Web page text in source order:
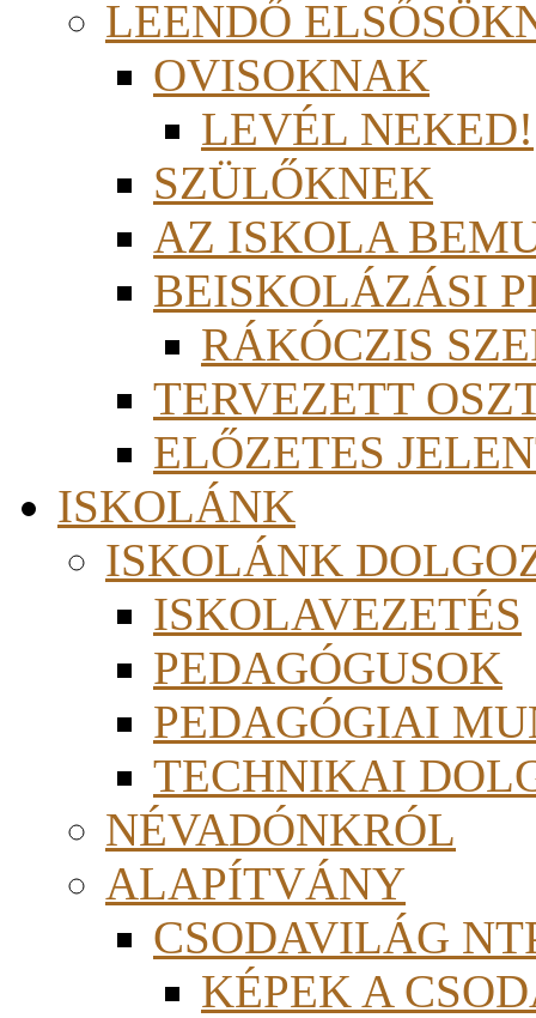
LEENDŐ
OVISOKNAK
LEVÉL NEKED!
SZÜLŐKNEK
AZ ISKOLA
BEISKOLÁZÁSI
RÁKÓCZIS
TERVEZETT
ELŐZETES
ISKOLÁNK
ISKOLÁNK
ISKOLAVEZETÉS
PEDAGÓGUSOK
PEDAGÓGIAI
TECHNIKAI
NÉVADÓNKRÓL
ALAPÍTVÁNY
CSODAVILÁG
KÉPEK A